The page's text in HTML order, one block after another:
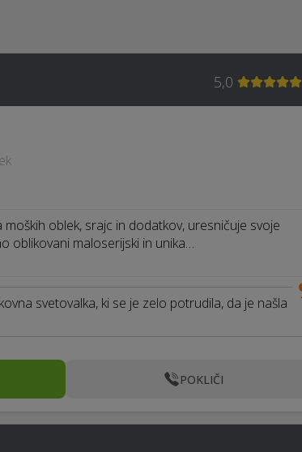
5,0
oblek, srajc in dodatkov, uresničuje svoje
oblikovani maloserijski in unika…
svetovalka, ki se je zelo potrudila, da je našla
POKLIČI